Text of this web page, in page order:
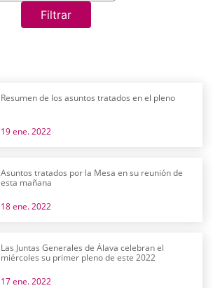
Filtrar
Resumen de los asuntos tratados en el pleno
19 ene. 2022
Asuntos tratados por la Mesa en su reunión de
esta mañana
18 ene. 2022
Las Juntas Generales de Álava celebran el
miércoles su primer pleno de este 2022
17 ene. 2022